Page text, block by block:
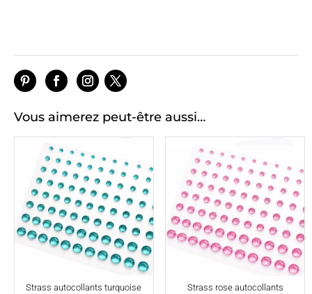
Vous aimerez peut-être aussi…
Strass autocollants turquoise Strass rose autocollants